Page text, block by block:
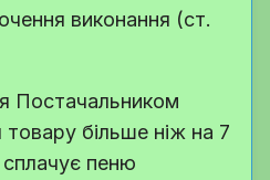
виконання (ст.
Постачальником
товару більше ніж на 7
пеню